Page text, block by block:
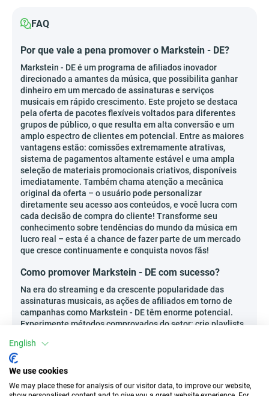
FAQ
Por que vale a pena promover o Markstein - DE?
Markstein - DE é um programa de afiliados inovador
direcionado a amantes da música, que possibilita ganhar
dinheiro em um mercado de assinaturas e serviços
musicais em rápido crescimento. Este projeto se destaca
pela oferta de pacotes flexíveis voltados para diferentes
grupos de público, o que resulta em alta conversão e um
amplo espectro de clientes em potencial. Entre as maiores
vantagens estão: comissões extremamente atrativas,
sistema de pagamentos altamente estável e uma ampla
seleção de materiais promocionais criativos, disponíveis
imediatamente. Também chama atenção a mecânica
original da oferta – o usuário pode personalizar
diretamente seu acesso aos conteúdos, e você lucra com
cada decisão de compra do cliente! Transforme seu
conhecimento sobre tendências do mundo da música em
lucro real – esta é a chance de fazer parte de um mercado
que cresce continuamente e conquista novos fãs!
Como promover Markstein - DE com sucesso?
Na era do streaming e da crescente popularidade das
assinaturas musicais, as ações de afiliados em torno de
campanhas como Markstein - DE têm enorme potencial.
Experimente métodos comprovados do setor: crie playlists
blogs ou microblogs musicais dedicados; publique
apenas via Markstein - DE em podcasts e plataformas de
streaming; ou organize concursos sobre a melhor
experiência musical com a plataforma, envolvendo
English
We use cookies
We may place these for analysis of our visitor data, to improve our website,